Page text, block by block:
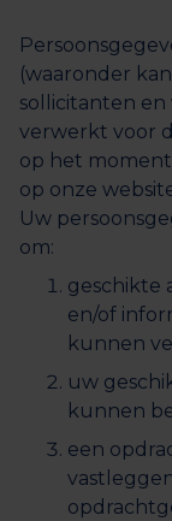
(waaronder
sollicitanten en
verwerkt voor
op het
op onze
Uw
om:
geschikte
en/of
kunnen
uw
kunnen
een